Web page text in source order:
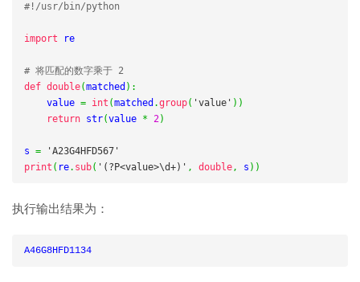
#!/usr/bin/python
import re
# 将匹配的数字乘于 2
def double(matched ):
    value
= int (matched .group( 'value' ))
return str(value * 2)
s =
'A23G4HFD567'
print ( re. sub( '(?P<value>\d+)' , double, s ))
执行输出结果为：
A46G8HFD1134